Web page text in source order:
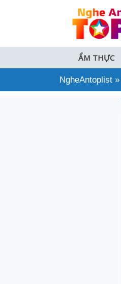
ẨM THỰC
NgheAntoplist »